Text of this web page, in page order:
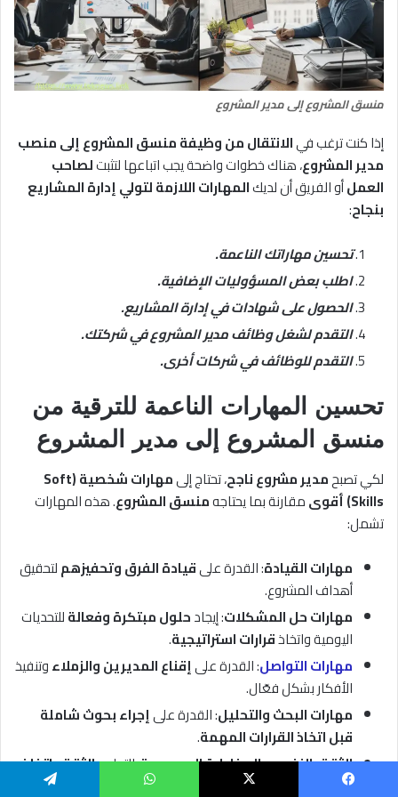
منسق المشروع إلى مدير المشروع
إذا كنت ترغب فيالانتقال من وظيفة منسق المشروع إلى منصب
مدير المشروع، هناك خطوات واضحة يجب اتباعها لتثبتلصاحب
العملأو الفريق أن لديكالمهارات اللازمة لتولي إدارة المشاريع
بنجاح:
تحسين مهاراتك الناعمة.
اطلب بعض المسؤوليات الإضافية.
الحصول على شهادات في إدارة المشاريع.
التقدم لشغل وظائف مدير المشروع في شركتك.
التقدم للوظائف في شركات أخرى.
تحسين المهارات الناعمة للترقية من
منسق المشروع إلى مدير المشروع
لكي تصبحمدير مشروع ناجح، تحتاج إلى
مهارات شخصية (Soft
Skills) أقوى
مقارنة بما يحتاجهمنسق المشروع. هذه المهارات
تشمل:
مهارات القيادة: القدرة علىقيادة الفرق وتحفيزهملتحقيق
أهداف المشروع.
مهارات حل المشكلات: إيجادحلول مبتكرة وفعالةللتحديات
اليومية واتخاذقرارات استراتيجية.
مهارات التواصل: القدرة علىإقناع المديرين والزملاءوتنفيذ
الأفكار بشكل فعّال.
مهارات البحث والتحليل: القدرة علىإجراء بحوث شاملة
قبل اتخاذ القرارات المهمة.
الثقة بالنفس والمخاطرة المحسوبة: التحليبالثقة واتخاذ
المخاطر عند الحاجة للوصول لأفضل نتائج المشروع.